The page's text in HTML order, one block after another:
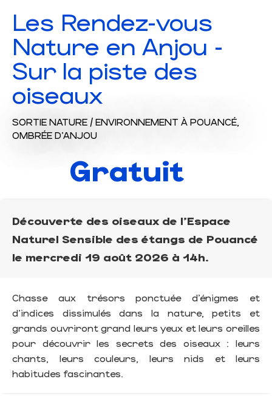
Les Rendez-vous
Nature en Anjou -
Sur la piste des
oiseaux
SORTIE NATURE / ENVIRONNEMENT À POUANCÉ,
OMBRÉE D'ANJOU
Gratuit
Découverte des oiseaux de l'Espace
Naturel Sensible des étangs de Pouancé
le mercredi 19 août 2026 à 14h.
Chasse aux trésors ponctuée d’énigmes et
d’indices dissimulés dans la nature, petits et
grands ouvriront grand leurs yeux et leurs oreilles
pour découvrir les secrets des oiseaux : leurs
chants, leurs couleurs, leurs nids et leurs
habitudes fascinantes.